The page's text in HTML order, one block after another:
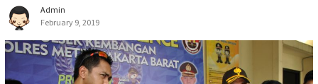
Admin
February 9, 2019